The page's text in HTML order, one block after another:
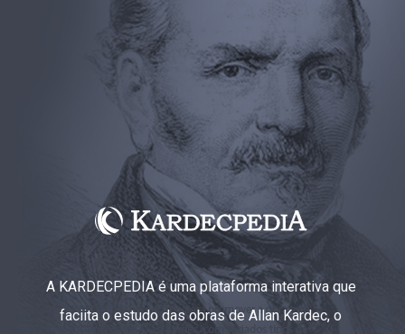
A KARDECPEDIA é uma plataforma interativa que
faciita o estudo das obras de Allan Kardec, o